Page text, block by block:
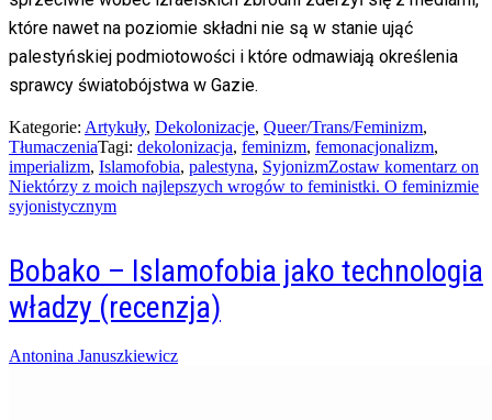
które nawet na poziomie składni nie są w stanie ująć
palestyńskiej podmiotowości i które odmawiają określenia
sprawcy światobójstwa w Gazie.
Kategorie: Artykuły, Dekolonizacje, Queer/Trans/Feminizm,
TłumaczeniaTagi: dekolonizacja, feminizm, femonacjonalizm,
imperializm, Islamofobia, palestyna, SyjonizmZostaw komentarz on
Niektórzy z moich najlepszych wrogów to feministki. O feminizmie
syjonistycznym
Bobako – Islamofobia jako technologia
władzy (recenzja)
Posted
Antonina Januszkiewicz